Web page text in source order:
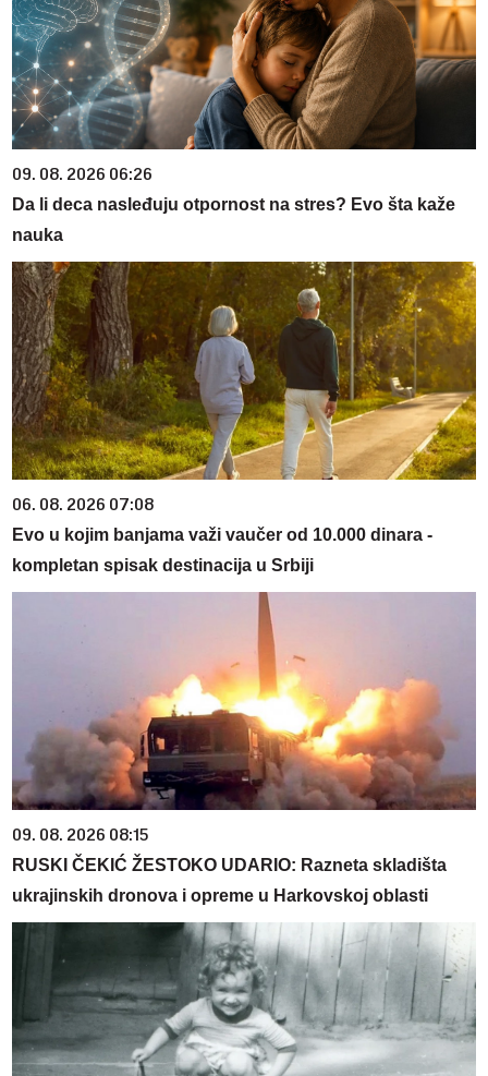
09. 08. 2026 06:26
Da li deca nasleđuju otpornost na stres? Evo šta kaže
nauka
06. 08. 2026 07:08
Evo u kojim banjama važi vaučer od 10.000 dinara -
kompletan spisak destinacija u Srbiji
09. 08. 2026 08:15
RUSKI ČEKIĆ ŽESTOKO UDARIO: Razneta skladišta
ukrajinskih dronova i opreme u Harkovskoj oblasti